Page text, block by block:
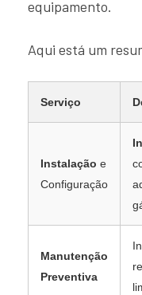
equipamento.
Aqui está um
Serviço
Instalação e
Configuração
Manutenção
Preventiva